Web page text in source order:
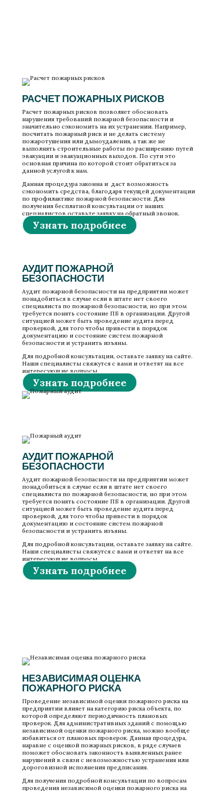
РАСЧЕТ ПОЖАРНЫХ РИСКОВ
Расчет пожарных рисков позволяет обосновать
нарушения требований пожарной безопасности и
значительно сэкономить на их устранении. Например,
посчитать пожарный риск и не делать систему
пожаротушения или дымоудаления, а так же не
выполнять строительные работы по расширению путей
эвакуации и эвакуационных выходов. По сути это
основная причина по которой стоит обратиться за
данной услугой к нам.
Данная процедура законна и даст возможность
сэкономить средства, благодаря текущей документации
по профилактике пожарной безопасности. Для
получения бесплатной консультации от наших
специалистов оставьте заявку на обратный звонок.
Узнать подробнее
АУДИТ ПОЖАРНОЙ
БЕЗОПАСНОСТИ
Аудит пожарной безопасности на предприятии может
понадобиться в случае если в штате нет своего
специалиста по пожарной безопасности, но при этом
требуется понять состояние ПБ в организации. Другой
ситуацией может быть проведение аудита перед
проверкой, для того чтобы привести в порядок
документацию и состояние систем пожарной
безопасности и устранить изъяны.
Для подробной консультации, оставьте заявку на сайте.
Наши специалисты свяжутся с вами и ответят на все
интересующие вопросы.
Узнать подробнее
АУДИТ ПОЖАРНОЙ
БЕЗОПАСНОСТИ
Аудит пожарной безопасности на предприятии может
понадобиться в случае если в штате нет своего
специалиста по пожарной безопасности, но при этом
требуется понять состояние ПБ в организации. Другой
ситуацией может быть проведение аудита перед
проверкой, для того чтобы привести в порядок
документацию и состояние систем пожарной
безопасности и устранить изъяны.
Для подробной консультации, оставьте заявку на сайте.
Наши специалисты свяжутся с вами и ответят на все
интересующие вопросы.
Узнать подробнее
НЕЗАВИСИМАЯ ОЦЕНКА
ПОЖАРНОГО РИСКА
Проведение независимой оценки пожарного риска на
предприятии влияет на категорию риска объекта, по
которой определяют периодичность плановых
проверок. Для административных зданий с помощью
независимой оценки пожарного риска, можно вообще
избавиться от плановых проверок. Данная процедура,
наравне с оценкой пожарных рисков, в ряде случаев
поможет обосновать законность выявленных ранее
нарушений в связи с невозможностью устранения или
дороговизной исполнения предписания.
Для получения подробной консультации по вопросам
проведения независимой оценки пожарного риска на